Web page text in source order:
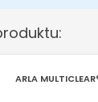
ARLA